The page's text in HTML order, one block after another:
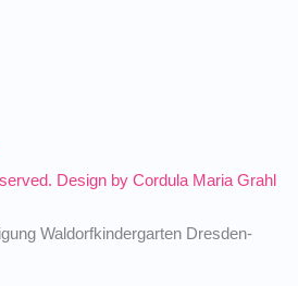
Design by Cordula Maria Grahl
Waldorfkindergarten Dresden-